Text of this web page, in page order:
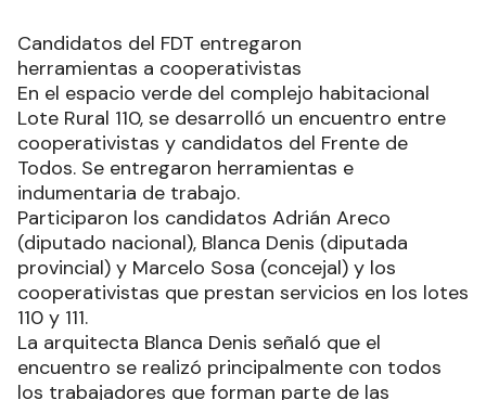
Candidatos del FDT entregaron
herramientas a cooperativistas
En el espacio verde del complejo habitacional
Lote Rural 110, se desarrolló un encuentro entre
cooperativistas y candidatos del Frente de
Todos. Se entregaron herramientas e
indumentaria de trabajo.
Participaron los candidatos Adrián Areco
(diputado nacional), Blanca Denis (diputada
provincial) y Marcelo Sosa (concejal) y los
cooperativistas que prestan servicios en los lotes
110 y 111.
La arquitecta Blanca Denis señaló que el
encuentro se realizó principalmente con todos
los trabajadores que forman parte de las